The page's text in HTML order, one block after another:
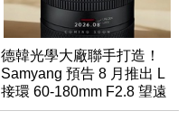
德韓光學大廠聯手打造！
Samyang 預告 8 月推出 L
接環 60-180mm F2.8 望遠
變焦鏡